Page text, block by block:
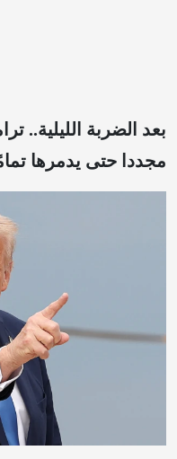
بعد الضربة الليلية..
مجددا حتى يدمرها